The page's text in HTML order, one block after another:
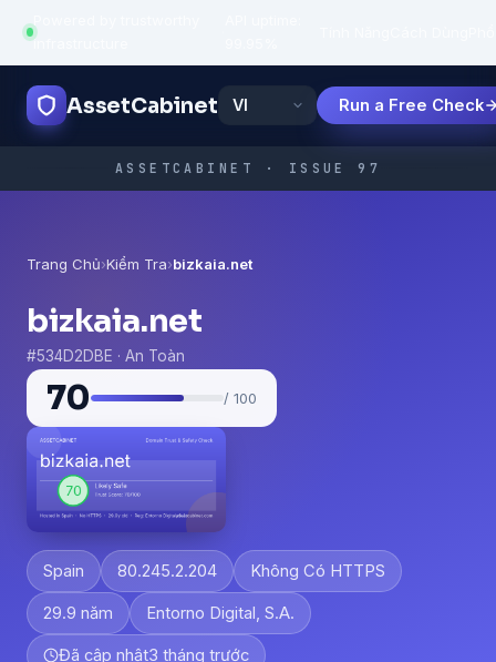
infrastructure
AssetCabinet Run a Free Check
ASSETCABINET · ISSUE 97
Trang Chủ›Kiểm Tra›bizkaia.net
bizkaia.net
#534D2DBE · An Toàn
70 / 100
Spain 80.245.2.204 Không Có HTTPS
29.9 năm Entorno Digital, S.A.
Đã cập nhật3 tháng trước